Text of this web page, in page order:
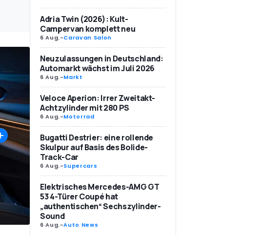
Adria Twin (2026): Kult-
Campervan komplett neu
6 Aug.-Caravan Salon
Neuzulassungen in Deutschland:
Automarkt wächst im Juli 2026
6 Aug.-Markt
Veloce Aperion: Irrer Zweitakt-
Achtzylinder mit 280 PS
6 Aug.-Motorrad
Bugatti Destrier: eine rollende
Skulpur auf Basis des Bolide-
Track-Car
6 Aug.-Supercars
Elektrisches Mercedes-AMG GT
53 4-Türer Coupé hat
„authentischen“ Sechszylinder-
Sound
6 Aug.-Auto News